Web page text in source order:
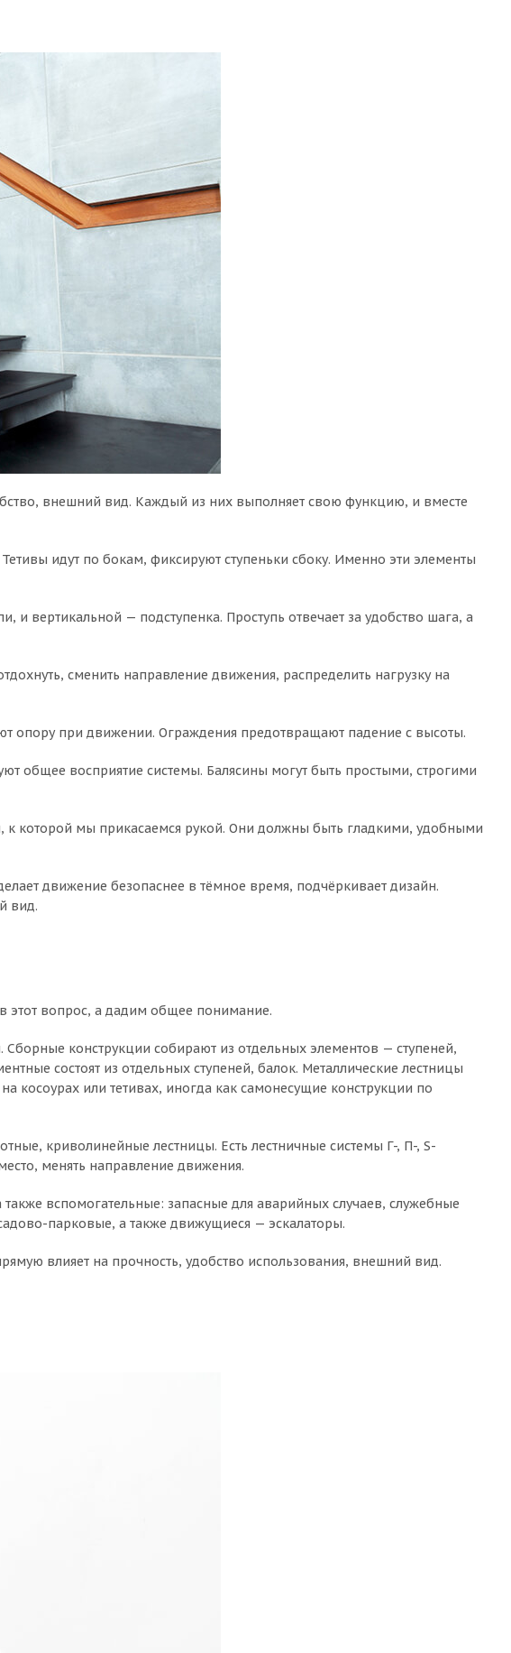
внешний вид. Каждый из них выполняет свою функцию, и вместе
идут по бокам, фиксируют ступеньки сбоку. Именно эти элементы
и вертикальной — подступенка. Проступь отвечает за удобство шага, а
сменить направление движения, распределить нагрузку на
опору при движении. Ограждения предотвращают падение с высоты.
общее восприятие системы. Балясины могут быть простыми, строгими
к которой мы прикасаемся рукой. Они должны быть гладкими, удобными
движение безопаснее в тёмное время, подчёркивает дизайн.
вид.
этот вопрос, а дадим общее понимание.
конструкции собирают из отдельных элементов — ступеней,
состоят из отдельных ступеней, балок. Металлические лестницы
или тетивах, иногда как самонесущие конструкции по
криволинейные лестницы. Есть лестничные системы Г-, П-, S-
менять направление движения.
вспомогательные: запасные для аварийных случаев, служебные
парковые, а также движущиеся — эскалаторы.
влияет на прочность, удобство использования, внешний вид.